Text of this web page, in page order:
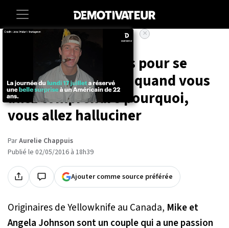
Insolite
Il a fait 1400 bornes pour se
trouver un KFC ! Et quand vous
allez comprendre pourquoi,
vous allez halluciner
ParAurelie Chappuis
Publié le 02/05/2016 à 18h39
Ajouter comme source préférée
Originaires de Yellowknife au Canada, Mike et
Angela Johnson sont un couple qui a une passion
×